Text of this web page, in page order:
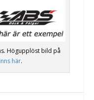
Högupplöst bild på
här.